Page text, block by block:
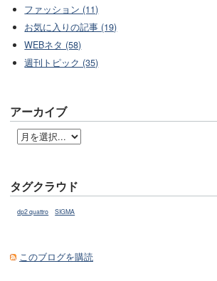
ファッション (11)
お気に入りの記事 (19)
WEBネタ (58)
週刊トピック (35)
アーカイブ
タグクラウド
dp2 quattro SIGMA
このブログを購読